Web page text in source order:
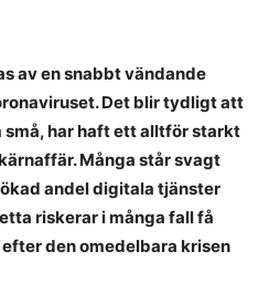
av en snabbt vändande
Det blir tydligt att
små, har haft ett alltför starkt
Många står svagt
andel digitala tjänster
riskerar i många fall få
den omedelbara krisen